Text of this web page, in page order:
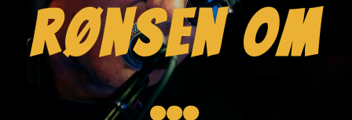
Rønsen om
…